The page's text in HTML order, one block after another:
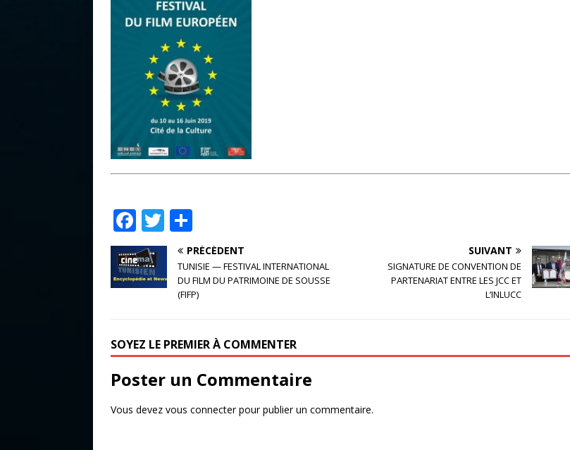
F
a
c
e
o
o
k
T
w
it
te
ar
ta
g
r
PRÉCÉDENT
TUNISIE — FESTIVAL INTERNATIONAL
DU FILM DU PATRIMOINE DE SOUSSE
(FIFP)
SUIVANT
SIGNATURE DE CONVENTION DE
PARTENARIAT ENTRE LES JCC ET
L’INLUCC
SOYEZ LE PREMIER À COMMENTER
Poster un Commentaire
Vous devez vous connecterpour publier un commentaire.